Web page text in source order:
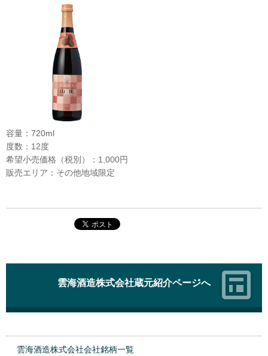
容量：720ml
度数：12度
希望小売価格（税別）：1,000円
販売エリア：その他地域限定
雲海酒造株式会社蔵元紹介ページへ
雲海酒造株式会社会社銘柄一覧